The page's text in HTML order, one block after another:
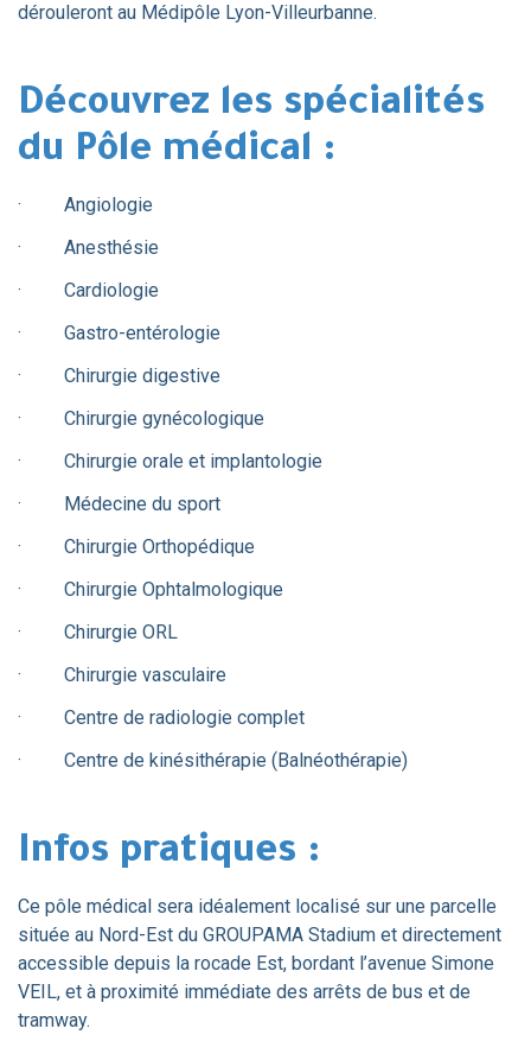
dérouleront au Médipôle Lyon-Villeurbanne.
Découvrez les spécialités
du Pôle médical :
· Angiologie
· Anesthésie
· Cardiologie
· Gastro-entérologie
· Chirurgie digestive
· Chirurgie gynécologique
· Chirurgie orale et implantologie
· Médecine du sport
· Chirurgie Orthopédique
· Chirurgie Ophtalmologique
· Chirurgie ORL
· Chirurgie vasculaire
· Centre de radiologie complet
· Centre de kinésithérapie (Balnéothérapie)
Infos pratiques :
Ce pôle médical sera idéalement localisé sur une parcelle
située au Nord-Est du GROUPAMA Stadium et directement
accessible depuis la rocade Est, bordant l’avenue Simone
VEIL, et à proximité immédiate des arrêts de bus et de
tramway.